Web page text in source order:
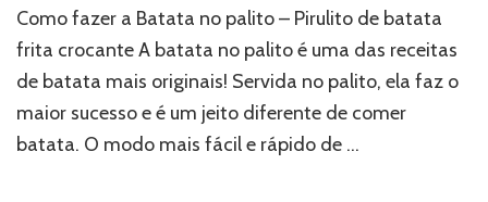
Como fazer a Batata no palito – Pirulito de batata
frita crocante A batata no palito é uma das receitas
de batata mais originais! Servida no palito, ela faz o
maior sucesso e é um jeito diferente de comer
batata. O modo mais fácil e rápido de …